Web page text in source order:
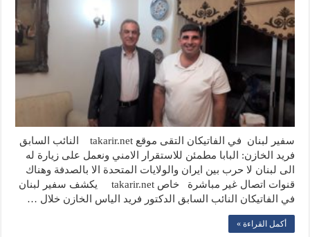
سفير لبنان في الفاتيكان التقى موقع takarir.net النائب السابق
فريد الخازن: البابا مطمئن للاستقرار الامني ونعمل على زيارة له
الى لبنان لا حرب بين ايران والولايات المتحدة الا بالصدفة وهناك
قنوات اتصال غير مباشرة خاص takarir.net يكشف سفير لبنان
في الفاتيكان النائب السابق الدكتور فريد الياس الخازن خلال …
أكمل القراءة »